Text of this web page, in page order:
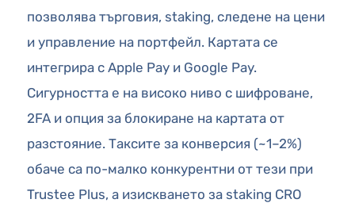
позволява търговия, staking, следене на цени
и управление на портфейл. Картата се
интегрира с Apple Pay и Google Pay.
Сигурността е на високо ниво с шифроване,
2FA и опция за блокиране на картата от
разстояние. Таксите за конверсия (~1–2%)
обаче са по-малко конкурентни от тези при
Trustee Plus, а изискването за staking CRO